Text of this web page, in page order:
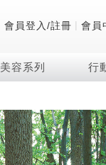
會員登入/註冊 | 會員
美容系列 行
技術
新型冠狀病
自動除菌離
RACTIVE
羽量級無線
飲品
咖啡機
Soda
保溫/冷藏
TEKION
FAQ
美容家電